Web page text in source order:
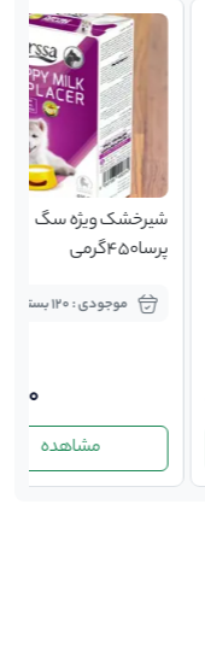
شیرخشک ویژه سگ
پرسا450گرمی
موجودی : 120 بسته
مشاهده